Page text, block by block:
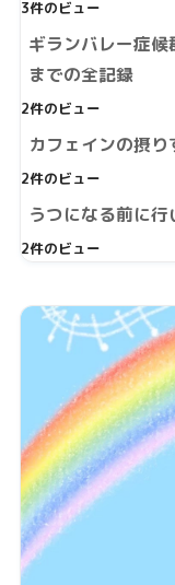
3件のビュー
ギランバレー症
までの全記録
2件のビュー
カフェインの摂
2件のビュー
うつになる前に
2件のビュー